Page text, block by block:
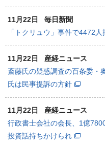
11月22日
毎日新聞
「トクリュウ」事件で4472
11月22日
産経ニュース
斎藤氏の疑惑調査の百条委
氏は民事提訴の方針
11月22日
産経ニュース
行政書士会社の会長、1億
投資話持ちかけられ